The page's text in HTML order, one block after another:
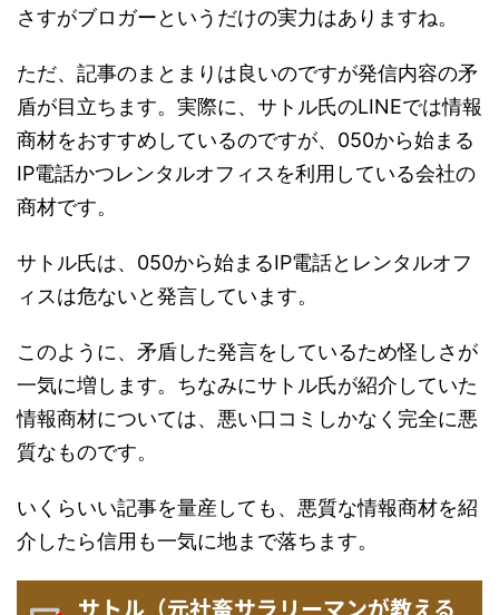
さすがブロガーというだけの実力はありますね。
ただ、記事のまとまりは良いのですが発信内容の矛
盾が目立ちます。実際に、サトル氏のLINEでは情報
商材をおすすめしているのですが、050から始まる
IP電話かつレンタルオフィスを利用している会社の
商材です。
サトル氏は、050から始まるIP電話とレンタルオフ
ィスは危ないと発言しています。
このように、矛盾した発言をしているため怪しさが
一気に増します。ちなみにサトル氏が紹介していた
情報商材については、悪い口コミしかなく完全に悪
質なものです。
いくらいい記事を量産しても、悪質な情報商材を紹
介したら信用も一気に地まで落ちます。
サトル（元社畜サラリーマンが教える